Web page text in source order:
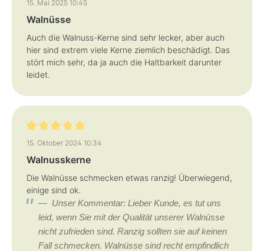
15. Mai 2025 10:45
Walnüsse
Auch die Walnuss-Kerne sind sehr lecker, aber auch
hier sind extrem viele Kerne ziemlich beschädigt. Das
stört mich sehr, da ja auch die Haltbarkeit darunter
leidet.
Bewertung mit 5 von 5 Sternen
15. Oktober 2024 10:34
Walnusskerne
Die Walnüsse schmecken etwas ranzig! Überwiegend,
einige sind ok.
Unser Kommentar: Lieber Kunde, es tut uns
leid, wenn Sie mit der Qualität unserer Walnüsse
nicht zufrieden sind. Ranzig sollten sie auf keinen
Fall schmecken. Walnüsse sind recht empfindlich